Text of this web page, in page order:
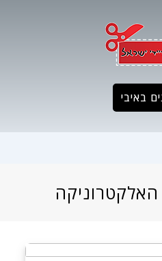
באיבי
האלקטרוניקה